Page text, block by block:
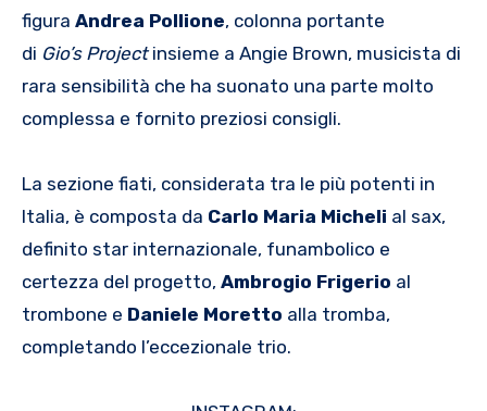
figura Andrea Pollione, colonna portante
di Gio’s Projectinsieme a Angie Brown, musicista di
rara sensibilità che ha suonato una parte molto
complessa e fornito preziosi consigli.
La sezione fiati, considerata tra le più potenti in
Italia, è composta da Carlo Maria Micheli al sax,
definito star internazionale, funambolico e
certezza del progetto, Ambrogio Frigerio al
trombone e Daniele Moretto alla tromba,
completando l’eccezionale trio.